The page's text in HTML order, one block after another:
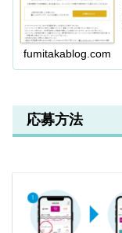
fumitakablog.com
応募方法